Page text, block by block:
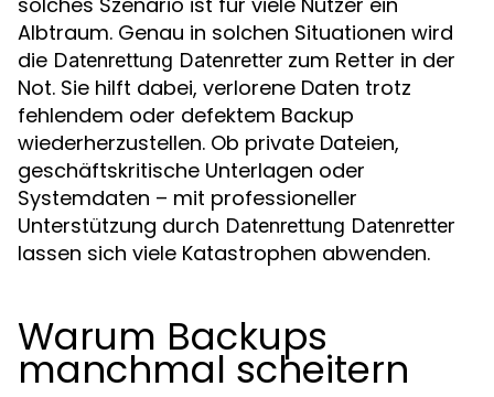
Albtraum. Genau in solchen Situationen wird
die Datenrettung Datenretter zum Retter in der
Not. Sie hilft dabei, verlorene Daten trotz
fehlendem oder defektem Backup
wiederherzustellen. Ob private Dateien,
geschäftskritische Unterlagen oder
Systemdaten – mit professioneller
Unterstützung durch Datenrettung Datenretter
lassen sich viele Katastrophen abwenden.
Warum Backups
manchmal scheitern